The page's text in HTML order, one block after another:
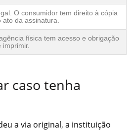
O consumidor tem direito à cópia
ato da assinatura.
física tem acesso e obrigação
imprimir.
caso tenha
a via original, a instituição